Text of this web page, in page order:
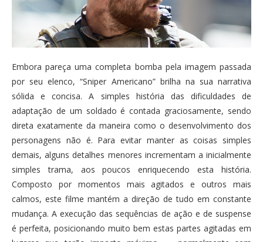
Embora pareça uma completa bomba pela imagem passada
por seu elenco, “Sniper Americano” brilha na sua narrativa
sólida e concisa. A simples história das dificuldades de
adaptação de um soldado é contada graciosamente, sendo
direta exatamente da maneira como o desenvolvimento dos
personagens não é. Para evitar manter as coisas simples
demais, alguns detalhes menores incrementam a inicialmente
simples trama, aos poucos enriquecendo esta história.
Composto por momentos mais agitados e outros mais
calmos, este filme mantém a direção de tudo em constante
mudança. A execução das sequências de ação e de suspense
é perfeita, posicionando muito bem estas partes agitadas em